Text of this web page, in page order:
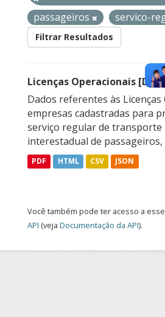
passageiros servico-
Filtrar Resultados
Licenças Operacionais
Dados referentes às Licenças
empresas cadastradas para
serviço regular de
interestadual de passageiros,
PDF HTML CSV JSON
Você também pode ter acesso a
API (veja Documentação da API).